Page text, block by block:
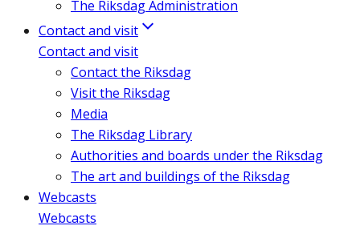
The Riksdag Administration
Contact and visit
Contact and visit
Contact the Riksdag
Visit the Riksdag
Media
The Riksdag Library
Authorities and boards under the Riksdag
The art and buildings of the Riksdag
Webcasts
Webcasts